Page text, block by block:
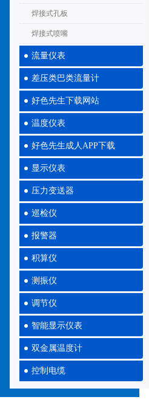
焊接式孔板
焊接式喷嘴
流量仪表
差压类巴类流量计
好色先生下载网站
温度仪表
好色先生成人APP下载
显示仪表
压力变送器
巡检仪
报警器
积算仪
测振仪
调节仪
智能显示仪表
双金属温度计
控制电缆